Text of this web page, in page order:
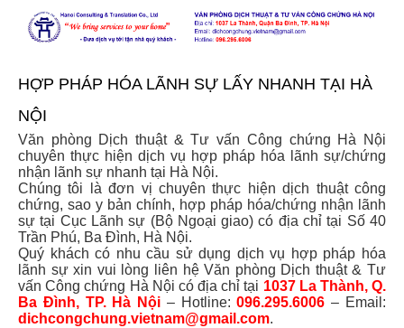
TRANG CHỦ
DỊCH THUẬT CÔNG CHỨNG
DỊCH VỤ KHÁC
BÁO GIÁ
TIN TỨC
LIÊN HỆ
TRANG CHỦ
DỊCH THUẬT CÔNG CHỨNG
DỊCH VỤ KHÁC
Sao y bản chính
Hợp pháp hóa lãnh sự
Dịch thuật chuyên ngành
BÁO GIÁ
TIN TỨC
LIÊN HỆ
HỢP PHÁP HÓA LÃNH SỰ LẤY NHANH TẠI HÀ
NỘI
Văn phòng Dịch thuật & Tư vấn Công chứng Hà Nội
chuyên thực hiện dịch vụ hợp pháp hóa lãnh sự/chứng
nhận lãnh sự nhanh tại Hà Nội.
Chúng tôi là đơn vị chuyên thực hiện dịch thuật công
chứng, sao y bản chính, hợp pháp hóa/chứng nhận lãnh
sự tại Cục Lãnh sự (Bộ Ngoại giao) có địa chỉ tại Số 40
Trần Phú, Ba Đình, Hà Nội.
Quý khách có nhu cầu sử dụng dịch vụ hợp pháp hóa
lãnh sự xin vui lòng liên hệ Văn phòng Dịch thuật & Tư
vấn Công chứng Hà Nội có địa chỉ tại 1037 La Thành, Q.
Ba Đình, TP. Hà Nội – Hotline:096.295.6006 – Email:
dichcongchung.vietnam@gmail.com.